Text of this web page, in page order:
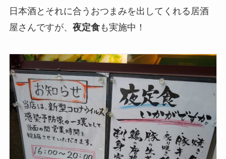
日本酒とそれに合うおつまみを出してくれる居酒
屋さんですが、 夜定食も実施中！